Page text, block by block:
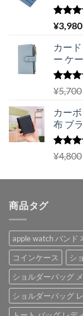
5段階
5.00
¥3,980
カー
ー ケ
5段階中
5.00
¥5,700
カー
布 ブ
5段階中
5.00
¥4,800
商品タグ
apple watch バンド
コインケース
シ
ショルダーバッグ
ショルダーバッグ